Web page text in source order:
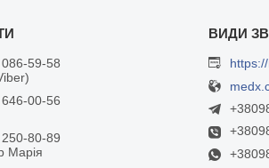
59-58
00-56
80-89
Марія